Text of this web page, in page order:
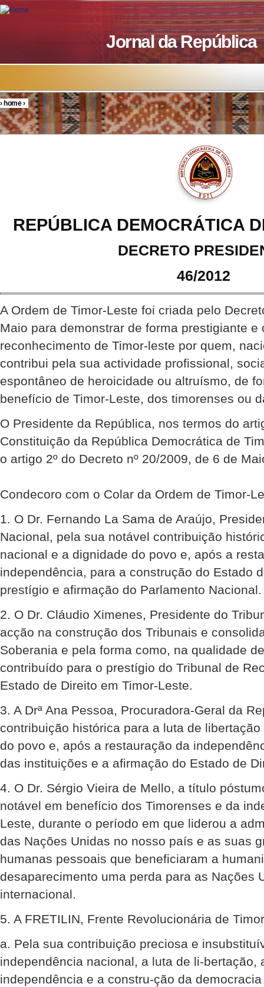
Skip to main content
Jornal da República
You are here
›home›
REPÚBLICA DEMOCRÁTICA
DECRETO
46/2012
A Ordem de Timor-Leste foi criada pelo
Maio para demonstrar de forma prestigiante e
reconhecimento de Timor-leste por quem,
contribui pela sua actividade profissional,
espontâneo de heroicidade ou altruísmo, de
benefício de Timor-Leste, dos timorenses ou
O Presidente da República, nos termos do
Constituição da República Democrática de
o artigo 2º do Decreto nº 20/2009, de 6 de
Condecoro com o Colar da Ordem de Timor-
1. O Dr. Fernando La Sama de Araújo,
Nacional, pela sua notável contribuição
nacional e a dignidade do povo e, após a
independência, para a construção do Estado
prestígio e afirmação do Parlamento Nacional.
2. O Dr. Cláudio Ximenes, Presidente do
acção na construção dos Tribunais e
Soberania e pela forma como, na qualidade
contribuído para o prestígio do Tribunal de
Estado de Direito em Timor-Leste.
3. A Drª Ana Pessoa, Procuradora-Geral da
contribuição histórica para a luta de
do povo e, após a restauração da
das instituições e a afirmação do Estado de
4. O Dr. Sérgio Vieira de Mello, a título
notável em benefício dos Timorenses e da
Leste, durante o período em que liderou a
das Nações Unidas no nosso país e as suas
humanas pessoais que beneficiaram a
desaparecimento uma perda para as Nações
internacional.
5. A FRETILIN, Frente Revolucionária de
a. Pela sua contribuição preciosa e
independência nacional, a luta de li-bertação,
independência e a constru-ção da